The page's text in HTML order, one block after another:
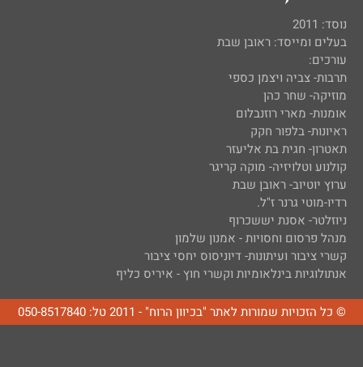
נוסד: 2011
בעלים ומייסד: ראובן שבת
עורכים:
תרבות- צביה ויצמן כספי
מוזיקה- שחר כהן
אומנות- מארי רוזנבלום
ראיונות- בלפור חקק
תאטרון- חגית בת אליעזר
קולנוע וטלויזיה- מוקה קריגר
ערוץ יוטיוב- ראובן שבת
רדיו-מוטי גרנר ז"ל.
ניוזלטר- אסנת יששכרוף
מנהל פרסום וחסויות - אמנון שלמון
קשרי ציבור ועיתונות- דיוניסוס יחסי ציבור
אנתולוגיות בינלאומיות וקשרי חוץ - איריס כליף
© כל הזכויות שמורות לאתר "בכיוון הרוח" - 2011 טל: 050-8517840